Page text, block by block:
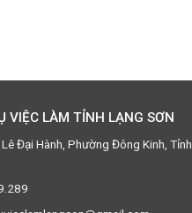
VIỆC LÀM TỈNH LẠNG SƠN
Đại Hành, Phường Đông Kinh, Tỉnh